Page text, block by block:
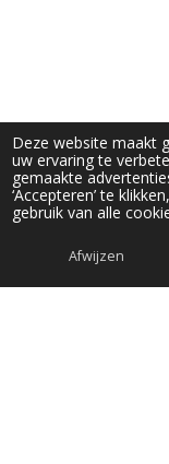
Deze website maakt
uw ervaring te
gemaakte
‘Accepteren’ te
gebruik van alle
Afwijzen
© 2022 - 2026
E-mailadres